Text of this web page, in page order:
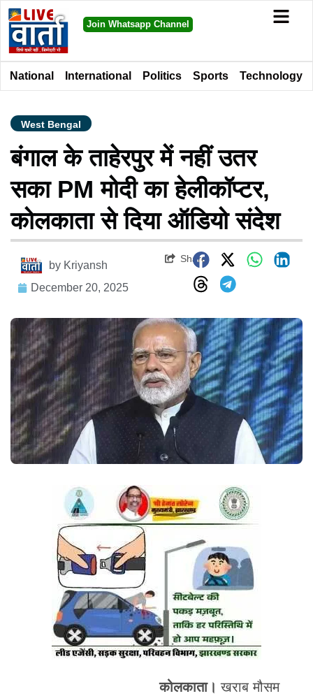
Join Whatsapp Channel
National International Politics Sports Technology
West Bengal
बंगाल के ताहेरपुर में नहीं उतर
सका PM मोदी का हेलीकॉप्टर,
कोलकाता से दिया ऑडियो संदेश
by Kriyansh
December 20, 2025
Share
कोलकाता। खराब मौसम